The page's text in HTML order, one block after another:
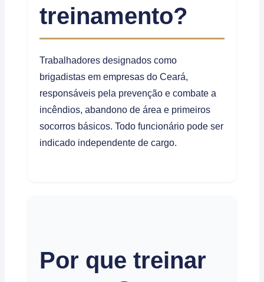
treinamento?
Trabalhadores designados como
brigadistas em empresas do Ceará,
responsáveis pela prevenção e combate a
incêndios, abandono de área e primeiros
socorros básicos. Todo funcionário pode ser
indicado independente de cargo.
Por que treinar